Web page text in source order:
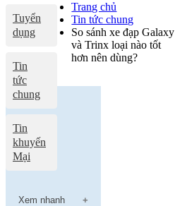
Tuyển
dụng
Tin
tức
chung
Tin
khuyến
Mại
Trang chủ
Tin tức chung
So sánh xe đạp Galaxy
và Trinx loại nào tốt
hơn nên dùng?
Xem nhanh